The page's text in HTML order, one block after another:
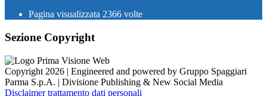
Pagina visualizzata 2366 volte
Sezione Copyright
Copyright 2026 | Engineered and powered by Gruppo Spaggiari
Parma S.p.A. | Divisione Publishing & New Social Media
Disclaimer trattamento dati personali